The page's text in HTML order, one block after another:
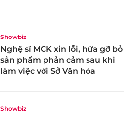
Showbiz
Nghệ sĩ MCK xin lỗi, hứa gỡ bỏ
sản phẩm phản cảm sau khi
làm việc với Sở Văn hóa
Showbiz